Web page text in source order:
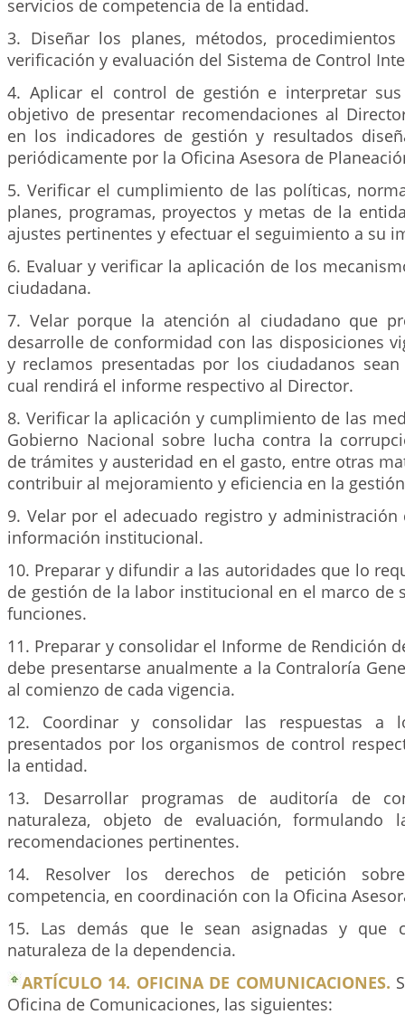
servicios de competencia de la entidad.
3. Diseñar los planes, métodos,
verificación y evaluación del Sistema de Control
4. Aplicar el control de gestión e interpretar
objetivo de presentar recomendaciones al
en los indicadores de gestión y resultados
periódicamente por la Oficina Asesora de
5. Verificar el cumplimiento de las políticas,
planes, programas, proyectos y metas de la
ajustes pertinentes y efectuar el seguimiento a su
6. Evaluar y verificar la aplicación de los
ciudadana.
7. Velar porque la atención al ciudadano que
desarrolle de conformidad con las disposiciones
y reclamos presentadas por los ciudadanos
cual rendirá el informe respectivo al Director.
8. Verificar la aplicación y cumplimiento de las
Gobierno Nacional sobre lucha contra la
de trámites y austeridad en el gasto, entre otras
contribuir al mejoramiento y eficiencia en la
9. Velar por el adecuado registro y
información institucional.
10. Preparar y difundir a las autoridades que lo
de gestión de la labor institucional en el marco de
funciones.
11. Preparar y consolidar el Informe de Rendición
debe presentarse anualmente a la Contraloría
al comienzo de cada vigencia.
12. Coordinar y consolidar las respuestas a
presentados por los organismos de control
la entidad.
13. Desarrollar programas de auditoría de
naturaleza, objeto de evaluación, formulando
recomendaciones pertinentes.
14. Resolver los derechos de petición
competencia, en coordinación con la Oficina
15. Las demás que le sean asignadas y que
naturaleza de la dependencia.
ARTÍCULO 14. OFICINA DE COMUNICACIONES.
Oficina de Comunicaciones, las siguientes: